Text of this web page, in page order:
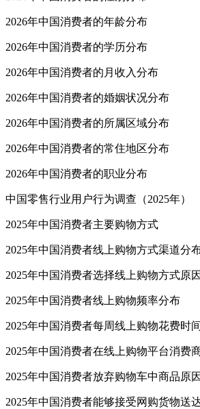
2026年中国消费者的年龄分布
2026年中国消费者的学历分布
2026年中国消费者的月收入分布
2026年中国消费者的婚姻状况分布
2026年中国消费者的所属区域分布
2026年中国消费者的常住地区分布
2026年中国消费者的职业分布
中国零售行业用户行为调查（2025年）
2025年中国消费者主要购物方式
2025年中国消费者线上购物方式渠道分
2025年中国消费者选择线上购物方式原
2025年中国消费者线上购物频率分布
2025年中国消费者每周线上购物花费时
2025年中国消费者在线上购物平台消费
2025年中国消费者放弃购物车中商品原因
2025年中国消费者能够接受网购货物送